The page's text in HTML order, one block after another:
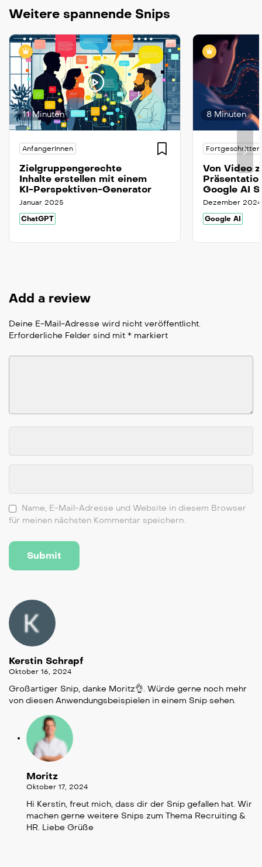
Weitere spannende Snips
11 Minuten
AnfangerInnen
Zielgruppengerechte
Inhalte erstellen mit einem
KI-Perspektiven-Generator
Januar 2025
ChatGPT
8 Minuten
Von Video
Google AI
Dezember 2024
Google AI
Add a review
Deine E-Mail-Adresse wird nicht veröffentlicht.
Erforderliche Felder sind mit * markiert
Name, E-Mail-Adresse und Website in diesem Browser
für meinen nächsten Kommentar speichern.
Kerstin Schrapf
Oktober 16, 2024
Großartiger Snip, danke Moritz👌. Würde gerne noch mehr
von diesen Anwendungsbeispielen in einem Snip sehen.
Moritz
Oktober 17, 2024
Hi Kerstin, freut mich, dass dir der Snip gefallen hat. Wir
machen gerne weitere Snips zum Thema Recruiting &
HR. Liebe Grüße